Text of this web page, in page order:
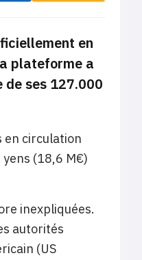
en
plateforme a
ses 127.000
en circulation
(18,6 M€)
inexpliquées.
autorités
(US